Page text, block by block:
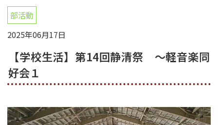
部活動
2025年06月17日
【学校生活】第14回静清祭 ～軽音楽同
好会１